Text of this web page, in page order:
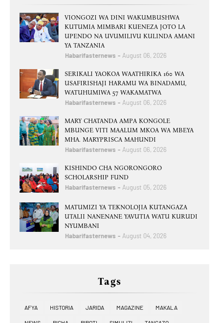
VIONGOZI WA DINI WAKUMBUSHWA
KUTUMIA MIMBARI KUENEZA JOTO LA
UPENDO NA UVUMILIVU KULINDA AMANI
YA TANZANIA
Habarifasternews August 06, 2026
SERIKALI YAOKOA WAATHIRIKA 160 WA
USAFIRISHAJI HARAMU WA BINADAMU,
WATUHUMIWA 57 WAKAMATWA
Habarifasternews August 06, 2026
MARY CHATANDA AMPA KONGOLE
MBUNGE VITI MAALUM MKOA WA MBEYA
MHA. MARYPRISCA MAHUNDI
Habarifasternews August 06, 2026
KISHINDO CHA NGORONGORO
SCHOLARSHIP FUND
Habarifasternews August 05, 2026
MATUMIZI YA TEKNOLOJIA KUTANGAZA
UTALII NANENANE YAVUTIA WATU KURUDI
NYUMBANI
Habarifasternews August 04, 2026
Tags
AFYA HISTORIA JARIDA MAGAZINE MAKALA